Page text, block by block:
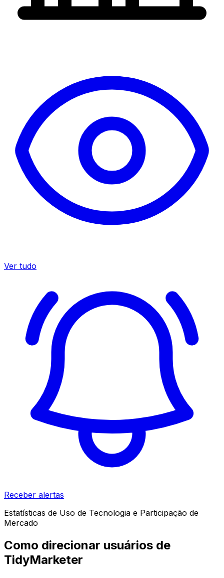
Ver tudo
Receber alertas
Estatísticas de Uso de Tecnologia e Participação de
Mercado
Como direcionar usuários de
TidyMarketer